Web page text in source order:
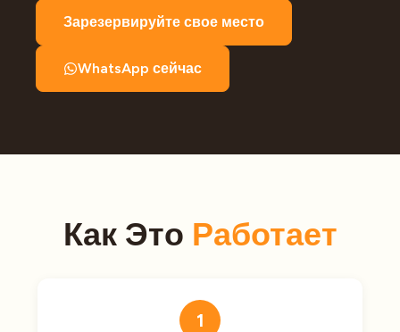
Зарезервируйте свое место
WhatsApp сейчас
Как Это Работает
1